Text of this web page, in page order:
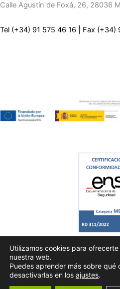
Calle Agustín de Foxá, 26, 28036
Tel (+34) 91 575 46 16 Fax (+34)
Todos los derechos © 2026 |
Utilizamos cookies para
nuestra web.
Puedes aprender más sobre qué
desactivarlas en los ajustes.